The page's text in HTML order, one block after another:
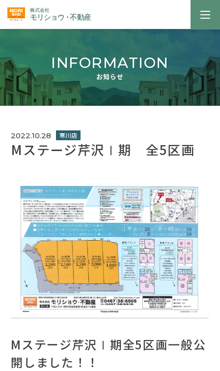
INFORMATION
お知らせ
2022.10.28
Mステージ芹沢Ⅰ期 全5区画
Mステージ芹沢Ⅰ期全5区画一般公
開しました！！